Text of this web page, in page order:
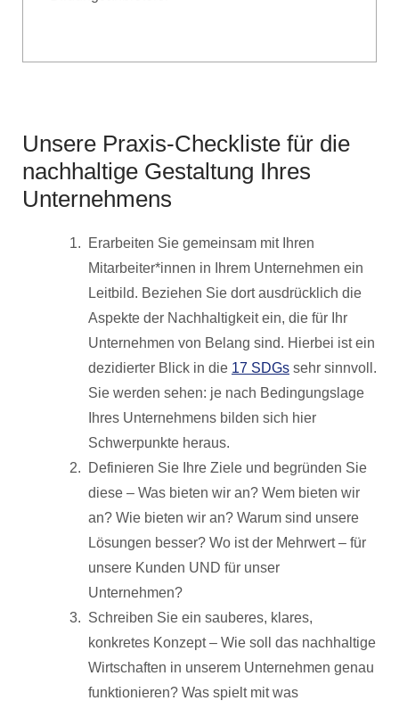
Unsere Praxis-Checkliste für die
nachhaltige Gestaltung Ihres
Unternehmens
Erarbeiten Sie gemeinsam mit Ihren
Mitarbeiter*innen in Ihrem Unternehmen ein
Leitbild. Beziehen Sie dort ausdrücklich die
Aspekte der Nachhaltigkeit ein, die für Ihr
Unternehmen von Belang sind. Hierbei ist ein
dezidierter Blick in die 17 SDGs sehr sinnvoll.
Sie werden sehen: je nach Bedingungslage
Ihres Unternehmens bilden sich hier
Schwerpunkte heraus.
Definieren Sie Ihre Ziele und begründen Sie
diese – Was bieten wir an? Wem bieten wir
an? Wie bieten wir an? Warum sind unsere
Lösungen besser? Wo ist der Mehrwert – für
unsere Kunden UND für unser
Unternehmen?
Schreiben Sie ein sauberes, klares,
konkretes Konzept – Wie soll das nachhaltige
Wirtschaften in unserem Unternehmen genau
funktionieren? Was spielt mit was